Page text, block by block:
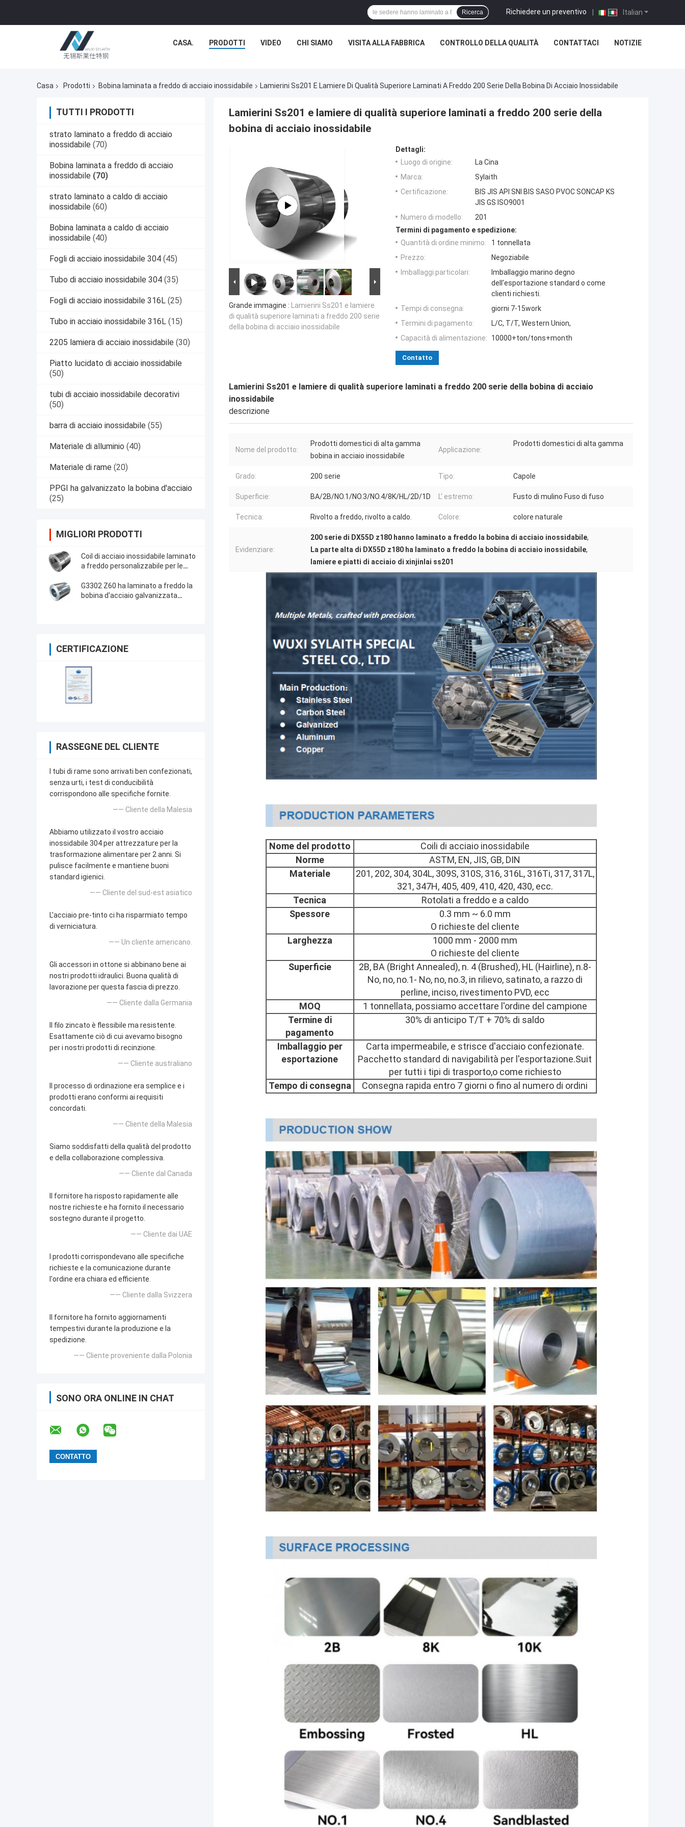
Italian
Richiedere un preventivo |
Ricerca
CASA. PRODOTTI VIDEO CHI SIAMO VISITA ALLA FABBRICA CONTROLLO DELLA QUALITÀ CONTATTACI NOTIZIE
Casa Prodotti Bobina laminata a freddo di acciaio inossidabile Lamierini Ss201 E Lamiere Di Qualità Superiore Laminati A Freddo 200 Serie Della Bobina Di Acciaio Inossidabile
TUTTI I PRODOTTI
strato laminato a freddo di acciaio
inossidabile (70)
Bobina laminata a freddo di acciaio
inossidabile (70)
strato laminato a caldo di acciaio
inossidabile (60)
Bobina laminata a caldo di acciaio
inossidabile (40)
Fogli di acciaio inossidabile 304 (45)
Tubo di acciaio inossidabile 304 (35)
Fogli di acciaio inossidabile 316L (25)
Tubo in acciaio inossidabile 316L (15)
2205 lamiera di acciaio inossidabile (30)
Piatto lucidato di acciaio inossidabile
(50)
tubi di acciaio inossidabile decorativi
(50)
barra di acciaio inossidabile (55)
Materiale di alluminio (40)
Materiale di rame (20)
PPGI ha galvanizzato la bobina d'acciaio
(25)
MIGLIORI PRODOTTI
Coil di acciaio inossidabile laminato
a freddo personalizzabile per le
specifiche
G3302 Z60 ha laminato a freddo la
bobina d'acciaio galvanizzata
CERTIFICAZIONE
RASSEGNE DEL CLIENTE
I tubi di rame sono arrivati ben confezionati,
senza urti, i test di conducibilità
corrispondono alle specifiche fornite.
—— Cliente della Malesia
Abbiamo utilizzato il vostro acciaio
inossidabile 304 per attrezzature per la
trasformazione alimentare per 2 anni. Si
pulisce facilmente e mantiene buoni
standard igienici.
—— Cliente del sud-est asiatico
L'acciaio pre-tinto ci ha risparmiato tempo
di verniciatura.
—— Un cliente americano.
Gli accessori in ottone si abbinano bene ai
nostri prodotti idraulici. Buona qualità di
lavorazione per questa fascia di prezzo.
—— Cliente dalla Germania
Il filo zincato è flessibile ma resistente.
Esattamente ciò di cui avevamo bisogno
per i nostri prodotti di recinzione.
—— Cliente australiano
Il processo di ordinazione era semplice e i
prodotti erano conformi ai requisiti
concordati.
—— Cliente della Malesia
Siamo soddisfatti della qualità del prodotto
e della collaborazione complessiva.
—— Cliente dal Canada
Il fornitore ha risposto rapidamente alle
nostre richieste e ha fornito il necessario
sostegno durante il progetto.
—— Cliente dai UAE
I prodotti corrispondevano alle specifiche
richieste e la comunicazione durante
l'ordine era chiara ed efficiente.
—— Cliente dalla Svizzera
Il fornitore ha fornito aggiornamenti
tempestivi durante la produzione e la
spedizione.
—— Cliente proveniente dalla Polonia
SONO ORA ONLINE IN CHAT
Lamierini Ss201 e lamiere di qualità superiore laminati a freddo 200 serie della
bobina di acciaio inossidabile
Grande immagine : Lamierini Ss201 e lamiere
di qualità superiore laminati a freddo 200 serie
della bobina di acciaio inossidabile
Dettagli:
Luogo di origine:
La Cina
Marca:
Sylaith
Certificazione:
BIS JIS API SNI BIS SASO PVOC SONCAP KS
JIS GS ISO9001
Numero di modello:
201
Termini di pagamento e spedizione:
Quantità di ordine minimo:
1 tonnellata
Prezzo:
Negoziabile
Imballaggi particolari:
Imballaggio marino degno
dell'esportazione standard o come
clienti richiesti.
Tempi di consegna:
giorni 7-15work
Termini di pagamento:
L/C, T/T, Western Union,
Capacità di alimentazione:
10000+ton/tons+month
Contatto
Lamierini Ss201 e lamiere di qualità superiore laminati a freddo 200 serie della bobina di acciaio
inossidabile
descrizione
Nome del prodotto:
Prodotti domestici di alta gamma
bobina in acciaio inossidabile
Applicazione:
Prodotti domestici di alta gamma
Grado: 200 serie Tipo: Capole
Superficie: BA/2B/NO.1/NO.3/NO.4/8K/HL/2D/1D L' estremo: Fusto di mulino Fuso di fuso
Tecnica: Rivolto a freddo, rivolto a caldo. Colore: colore naturale
Evidenziare:
200 serie di DX55D z180 hanno laminato a freddo la bobina di acciaio inossidabile,
La parte alta di DX55D z180 ha laminato a freddo la bobina di acciaio inossidabile,
lamiere e piatti di acciaio di xinjinlai ss201
Nome del prodotto
Coili di acciaio inossidabile
Norme
ASTM, EN, JIS, GB, DIN
Materiale
201, 202, 304, 304L, 309S, 310S, 316, 316L, 316Ti, 317, 317L,
321, 347H, 405, 409, 410, 420, 430, ecc.
Tecnica
Rotolati a freddo e a caldo
Spessore
0.3 mm ~ 6.0 mm
O richieste del cliente
Larghezza
1000 mm - 2000 mm
O richieste del cliente
Superficie
2B, BA (Bright Annealed), n. 4 (Brushed), HL (Hairline), n.8-
No, no, no.1- No, no, no.3, in rilievo, satinato, a razzo di
perline, inciso, rivestimento PVD, ecc
MOQ
1 tonnellata, possiamo accettare l'ordine del campione
Termine di
pagamento
30% di anticipo T/T + 70% di saldo
Imballaggio per
esportazione
Carta impermeabile, e strisce d'acciaio confezionate.
Pacchetto standard di navigabilità per l'esportazione.Suit
per tutti i tipi di trasporto,o come richiesto
Tempo di consegna
Consegna rapida entro 7 giorni o fino al numero di ordini